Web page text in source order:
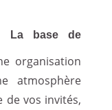
: La base de
organisation
atmosphère
de vos invités,